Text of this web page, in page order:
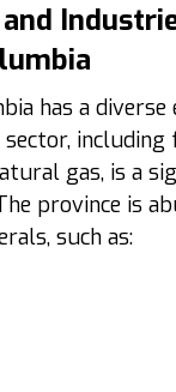
has a diverse
sector,
gas, is a
province is
such as: